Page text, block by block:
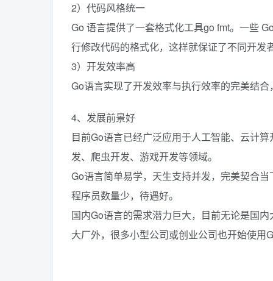
2）代码风格统一
Go 语言提供了一套格式化工具go fmt。一些
行修改代码的格式化，这样就保证了不同开发
3）开发效率高
Go语言实现了开发效率与执行效率的完美结
4、发展前景好
目前Go语言已经⼴泛应用于人工智能、云计
发、爬虫开发、游戏开发等领域。
Go语言简单易学，天生支持并发，完美契合
程序员数量少，待遇好。
国内Go语言的需求潜力巨大，目前无论是国
大厂外，很多小型公司或创业公司也开始使